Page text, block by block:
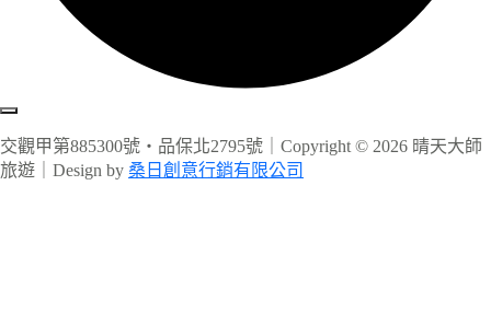
交觀甲第885300號‧品保北2795號｜Copyright © 2026 晴天大師
旅遊｜Design by 桑日創意行銷有限公司